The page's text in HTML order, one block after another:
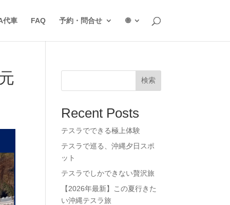
代車 FAQ 予約・問合せ 🌐
検索
Recent Posts
テスラでできる極上体験
テスラで巡る、沖縄夕日スポ
ット
テスラでしかできない贅沢旅
【2026年最新】この夏行きた
い沖縄テスラ旅